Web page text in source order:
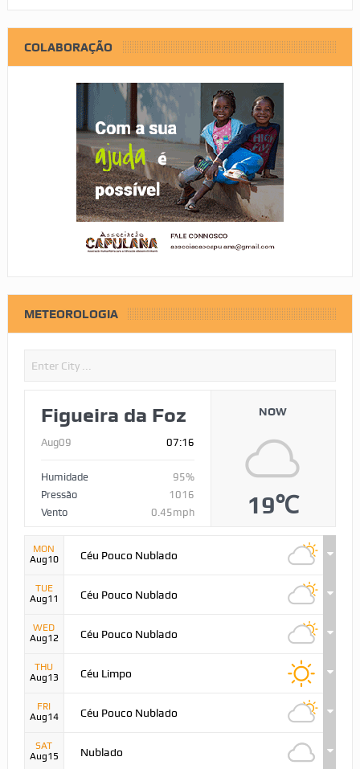
COLABORAÇÃO
METEOROLOGIA
Figueira da Foz
Aug09 07:16
Humidade
95%
Pressão
1016
Vento
0.45mph
NOW
19℃
MON
Aug10
Céu Pouco Nublado
TUE
Aug11
Céu Pouco Nublado
WED
Aug12
Céu Pouco Nublado
THU
Aug13
Céu Limpo
FRI
Aug14
Céu Pouco Nublado
SAT
Aug15
Nublado